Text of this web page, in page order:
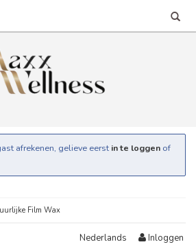
afrekenen, gelieve eerst in te loggen of
Film Wax
Nederlands Inloggen